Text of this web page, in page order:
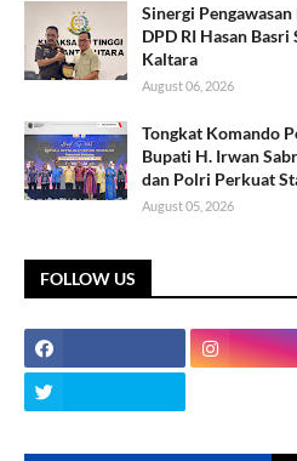
Sinergi
DPD RI Hasan
Kaltara
August 06, 2026
Tongkat Komando
Bupati H. Irwan
dan Polri Perkuat
August 05, 2026
FOLLOW US